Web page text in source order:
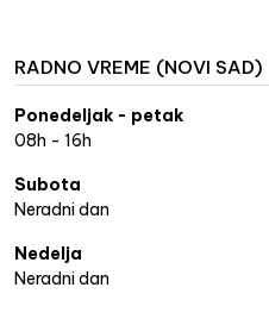
RADNO VREME (NOVI SAD)
Ponedeljak - petak
08h - 16h
Subota
Neradni dan
Nedelja
Neradni dan